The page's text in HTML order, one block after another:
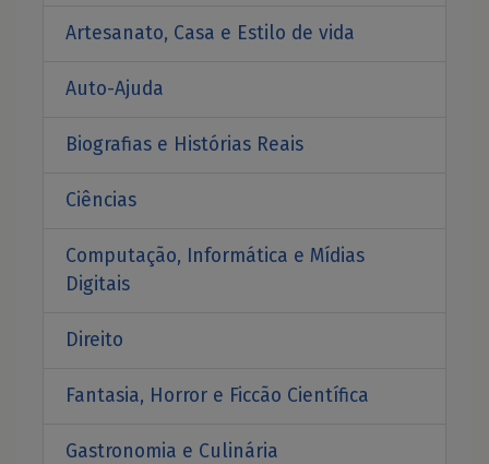
Artesanato, Casa e Estilo de vida
Auto-Ajuda
Biografias e Histórias Reais
Ciências
Computação, Informática e Mídias
Digitais
Direito
Fantasia, Horror e Ficcão Científica
Gastronomia e Culinária